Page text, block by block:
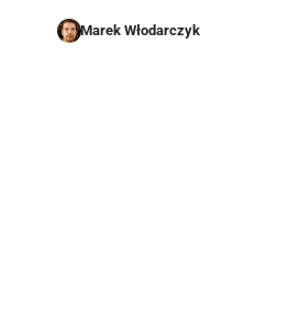
Marek Włodarczyk